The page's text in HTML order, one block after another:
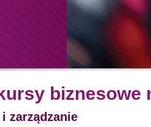
biznesowe
zarządzanie